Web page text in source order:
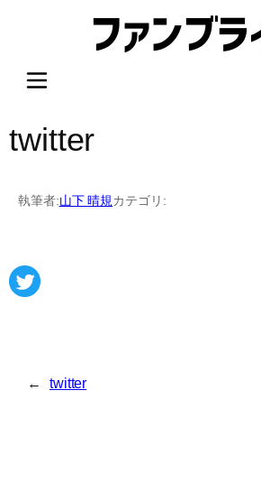
プ
twitter
執筆者:山下 晴規 カテゴリ:
← twitter